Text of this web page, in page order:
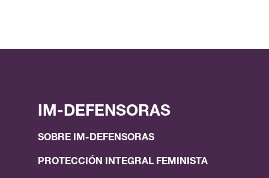
IM-DEFENSORAS
SOBRE IM-DEFENSORAS
PROTECCIÓN INTEGRAL FEMINISTA